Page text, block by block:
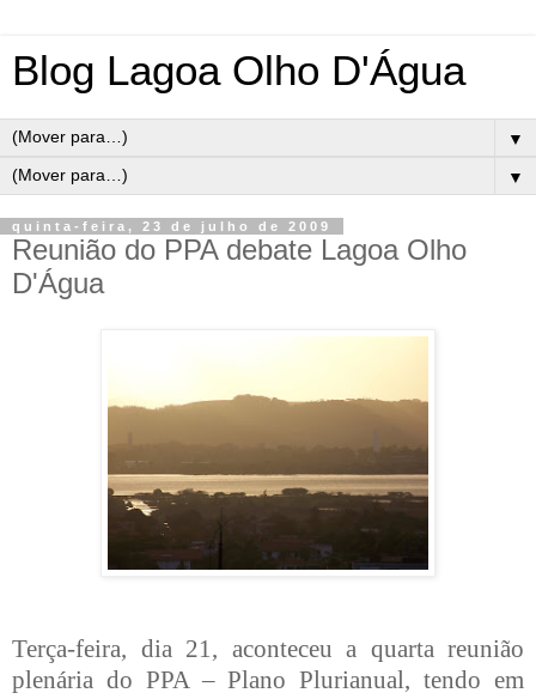
Blog Lagoa Olho D'Água
▼
▼
quinta-feira, 23 de julho de 2009
Reunião do PPA debate Lagoa Olho
D'Água
Terça-feira, dia 21, aconteceu a quarta reunião
plenária do PPA – Plano Plurianual, tendo em